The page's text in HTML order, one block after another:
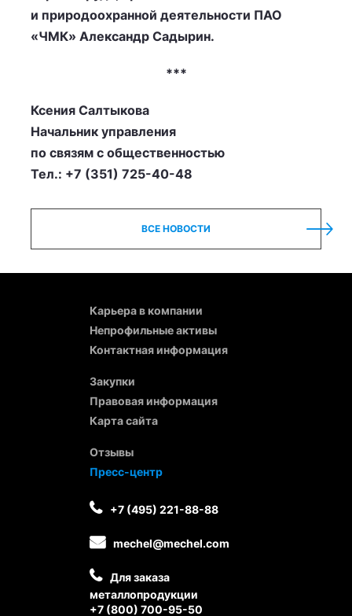
и природоохранной деятельности ПАО
«ЧМК» Александр Садырин.
***
Ксения Салтыкова
Начальник управления
по связям с общественностью
Тел.: +7 (351) 725-40-48
ВСЕ НОВОСТИ
Карьера в компании
Непрофильные активы
Контактная информация
Закупки
Правовая информация
Карта сайта
Отзывы
Пресс-центр
+7 (495) 221-88-88
mechel@mechel.com
Для заказа
металлопродукции
+7 (800) 700-95-50